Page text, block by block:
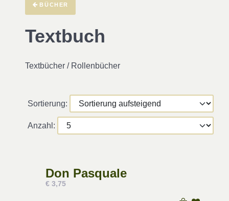
BÜCHER
Textbuch
Textbücher / Rollenbücher
Sortierung:
Anzahl:
Don Pasquale
€ 3,75